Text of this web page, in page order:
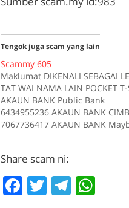
Tengok juga scam yang lain
Scammy 605
Maklumat DIKENALI SEBAGAI
TAT WAI NAMA LAIN POCKET
AKAUN BANK Public Bank
6434955236 AKAUN BANK CIMB
7067736417 AKAUN BANK
deskripsi RM 650 Kes 2 2017-10-
09-22 Tiada deskripsi RM 125
Share scam ni:
F T T